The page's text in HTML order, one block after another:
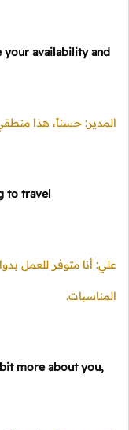
your availability and
المدير: حسناً، هذا
to travel
علي: أنا متوفر للعمل
المناسبات.
more about you,